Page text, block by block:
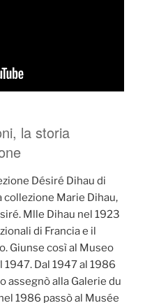
la storia
Désiré Dihau di
collezione Marie Dihau,
Mlle Dihau nel 1923
di Francia e il
Giunse così al Museo
Dal 1947 al 1986
assegnò alla Galerie du
1986 passò al Musée